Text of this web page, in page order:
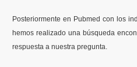
Posteriormente en Pubmed con los
hemos realizado una búsqueda
respuesta a nuestra pregunta.